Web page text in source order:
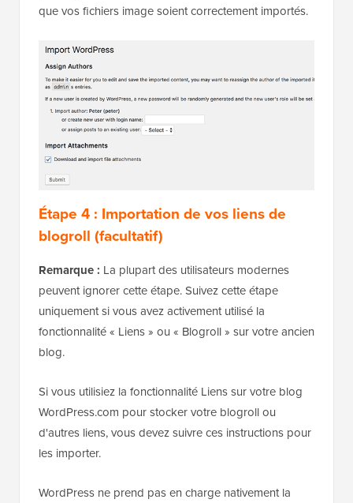
que vos fichiers image soient correctement importés.
Étape 4 : Importation de vos liens de
blogroll (facultatif)
Remarque : La plupart des utilisateurs modernes
peuvent ignorer cette étape. Suivez cette étape
uniquement si vous avez activement utilisé la
fonctionnalité « Liens » ou « Blogroll » sur votre ancien
blog.
Si vous utilisiez la fonctionnalité Liens sur votre blog
WordPress.com pour stocker votre blogroll ou
d'autres liens, vous devez suivre ces instructions pour
les importer.
WordPress ne prend pas en charge nativement la